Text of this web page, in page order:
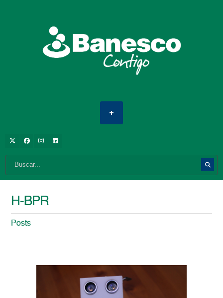
H-BPR
Posts